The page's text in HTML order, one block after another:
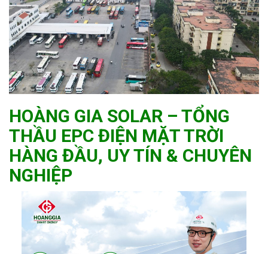
HOÀNG GIA SOLAR – TỔNG
THẦU EPC ĐIỆN MẶT TRỜI
HÀNG ĐẦU, UY TÍN & CHUYÊN
NGHIỆP